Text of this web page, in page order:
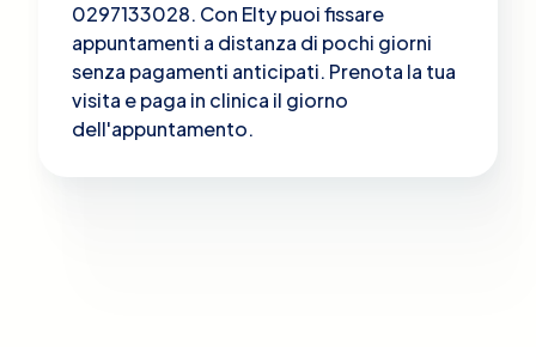
0297133028. Con Elty puoi fissare
appuntamenti a distanza di pochi giorni
senza pagamenti anticipati. Prenota la tua
visita e paga in clinica il giorno
dell'appuntamento.